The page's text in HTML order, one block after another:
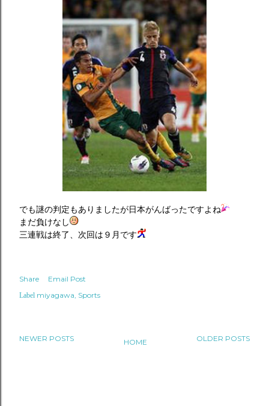
でも謎の判定もありましたが日本がんばったですよね
まだ負けなし
三連戦は終了、次回は９月です
Share Email Post
Label miyagawa Sports
NEWER POSTS OLDER POSTS
HOME